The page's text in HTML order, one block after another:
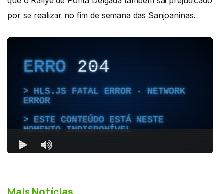
por se realizar no fim de semana das Sanjoaninas.
Mais Notícias